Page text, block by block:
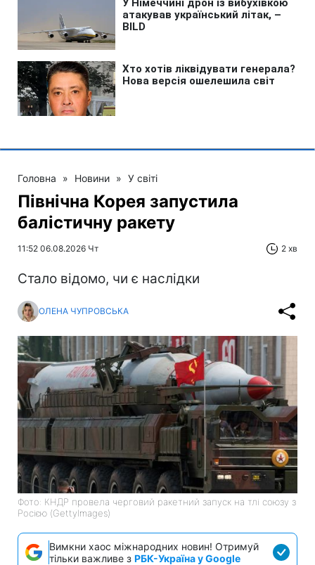
Головна » Новини » У світі
Північна Корея запустила
балістичну ракету
11:52 06.08.2026 Чт 2 хв
Стало відомо, чи є наслідки
ОЛЕНА ЧУПРОВСЬКА
Фото: КНДР провела черговий ракетний запуск на тлі союзу з
Росією (GettyImages)
Вимкни хаос міжнародних новин! Отримуй
тільки важливе з РБК-Україна у Google